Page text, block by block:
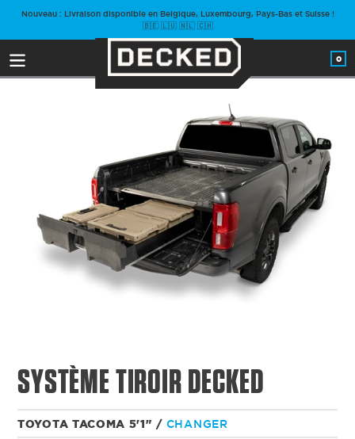
contenu
Nouveau : Livraison disponible en Belgique, Luxembourg, Pays-Bas et Suisse !
🇧🇪 🇱🇺 🇳🇱 🇨🇭
0
SYSTÈME TIROIR DECKED
TOYOTA TACOMA 5'1"/ CHANGER